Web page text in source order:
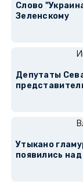
Слово
Зеленскому
Депутаты
Утыкано
появились